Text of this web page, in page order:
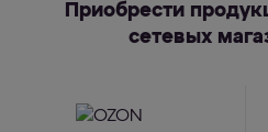
Приобрести
сетевых